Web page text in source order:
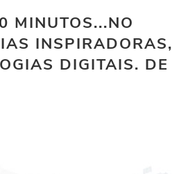
MINUTOS...NO
INSPIRADORAS,
DIGITAIS. DE